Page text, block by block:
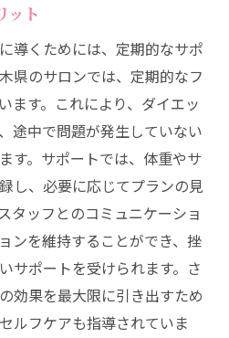
ット
導くためには、定期的なサポ
県のサロンでは、定期的なフ
ます。これにより、ダイエッ
途中で問題が発生していない
す。サポートでは、体重やサ
し、必要に応じてプランの見
タッフとのコミュニケーショ
ンを維持することができ、挫
サポートを受けられます。さ
効果を最大限に引き出すため
ルフケアも指導されていま